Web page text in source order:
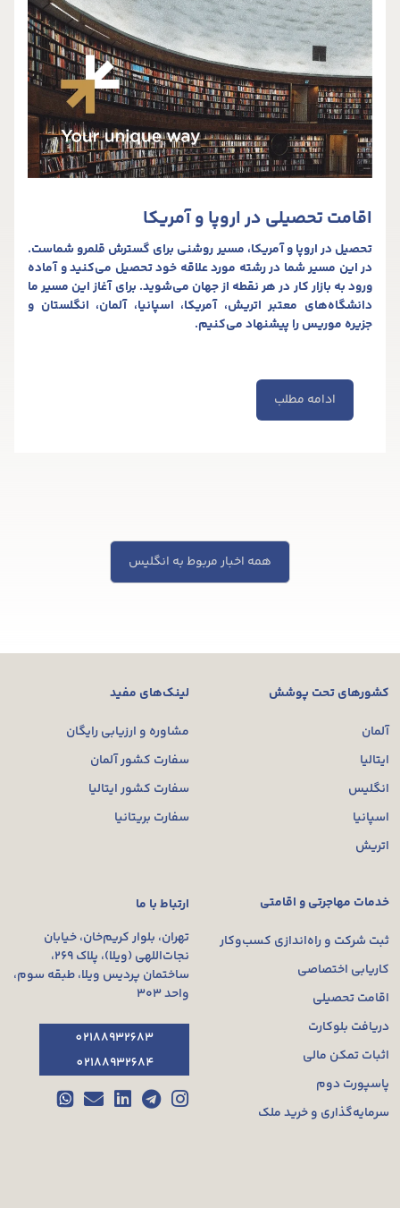
اقامت تحصیلی در اروپا و آمریکا
تحصیل در اروپا و آمریکا، مسیر روشنی برای گسترش قلمرو شماست.
در این مسیر شما در رشته مورد علاقه خود تحصیل می‌کنید و آماده
ورود به بازار کار در هر نقطه از جهان می‌شوید. برای آغاز این مسیر ما
دانشگاه‌های معتبر اتریش، آمریکا، اسپانیا، آلمان، انگلستان و
جزیره موریس را پیشنهاد می‌کنیم.
ادامه مطلب
همه اخبار مربوط به انگلیس
کشورهای تحت پوشش
آلمان
ایتالیا
انگلیس
اسپانیا
اتریش
لینک‌های مفید
مشاوره و ارزیابی رایگان
سفارت کشور آلمان
سفارت کشور ایتالیا
سفارت بریتانیا
خدمات مهاجرتی و اقامتی
ثبت شرکت و راه‌اندازی کسب‌وکار
کاریابی اختصاصی
اقامت تحصیلی
دریافت بلوکارت
اثبات تمکن مالی
پاسپورت دوم
سرمایه‌گذاری و خرید ملک
ارتباط با ما
تهران، بلوار کریم‌خان، خیابان
نجات‌اللهی (ویلا)، پلاک ۲۶۹،
ساختمان پردیس ویلا، طبقه سوم،
واحد ۳۰۳
02188932683
02188932684